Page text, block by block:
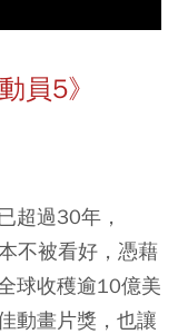
員5》
超過30年，
不被看好，憑藉
球收穫逾10億美
動畫片獎，也讓